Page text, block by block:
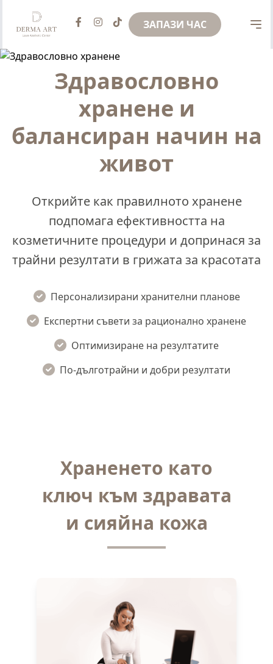
ЗАПАЗИ ЧАС
Здравословно
хранене и
балансиран начин на
живот
Открийте как правилното хранене
подпомага ефективността на
козметичните процедури и допринася за
трайни резултати в грижата за красотата
Персонализирани хранителни планове
Експертни съвети за рационално хранене
Оптимизиране на резултатите
По-дълготрайни и добри резултати
Храненето като
ключ към здравата
и сияйна кожа